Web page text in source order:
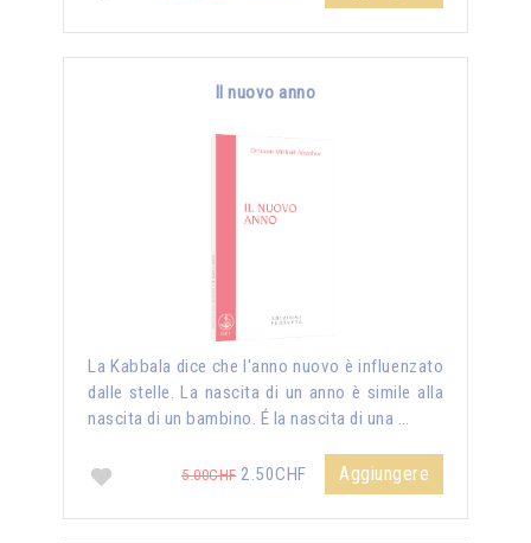
Il nuovo anno
La Kabbala dice che l'anno nuovo è influenzato
dalle stelle. La nascita di un anno è simile alla
nascita di un bambino. É la nascita di una …
5.00CHF2.50CHF Aggiungere